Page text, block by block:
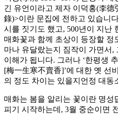
긴 유언이라고 제자 이덕홍(李
錄)>이란 문집에 전하고 있습니
시를 짓기도 했고, 500년이 지난
매화꽃과 함께 초상이 등장할 정
마나 유달랐는지 짐작이 가면서,
이해가 됩니다. 그러나 ‘한평생
[梅一生寒不賣香]’에 대한 옛 선
의 정도 차이는 있을지언정 대동
매화는 봄을 알리는 꽃이란 명성
피기 시작하는데, 3월 중순이면